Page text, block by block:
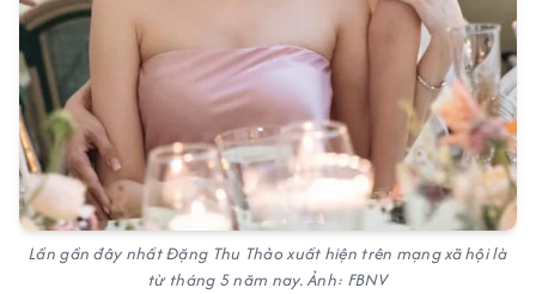
Lần gần đây nhất Đặng Thu Thảo xuất hiện trên mạng xã hội là
từ tháng 5 năm nay. Ảnh: FBNV